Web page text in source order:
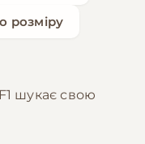
розміру
шукає свою